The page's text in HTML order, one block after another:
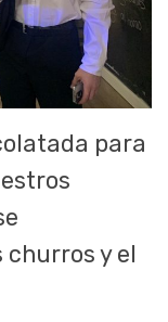
para
y el